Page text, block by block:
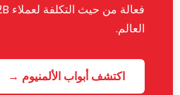
العالم.
اكتشف أبواب الألمنيوم →